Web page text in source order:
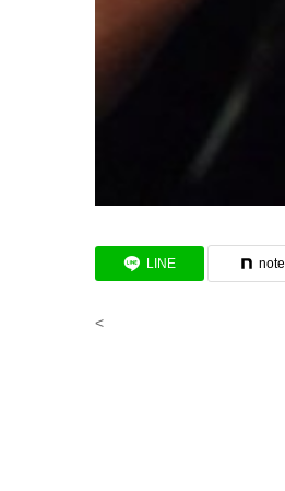
LINE note
<